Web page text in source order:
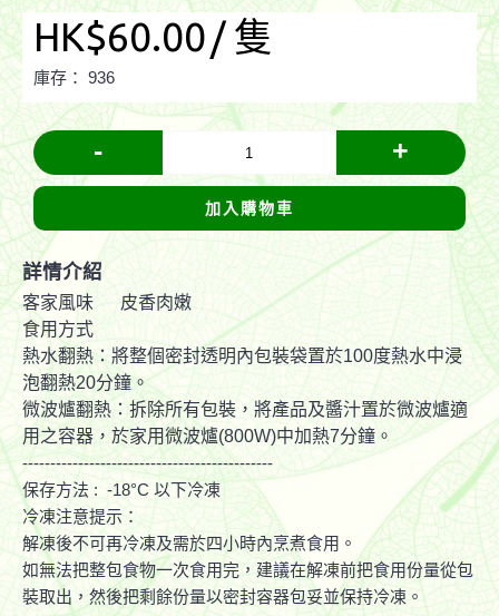
HK$60.00/ 隻
庫存： 936
- +
加入購物車
詳情介紹
客家風味 皮香肉嫩
食用方式
熱水翻熱：將整個密封透明內包裝袋置於100度熱水中浸
泡翻熱20分鐘。
微波爐翻熱：拆除所有包裝，將產品及醬汁置於微波爐適
用之容器，於家用微波爐(800W)中加熱7分鐘。
---------------------------------------------
保存方法 : -18°C 以下冷凍
冷凍注意提示：
解凍後不可再冷凍及需於四小時內烹煮食用。
如無法把整包食物一次食用完，建議在解凍前把食用份量從包
裝取出，然後把剩餘份量以密封容器包妥並保持冷凍。